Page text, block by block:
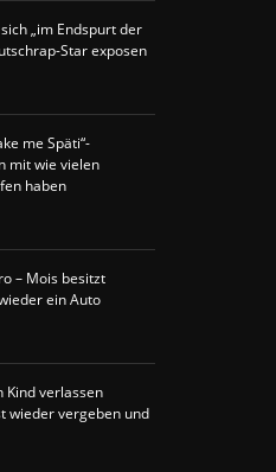
„im Endspurt der
Star exposen
me Späti“-
mit wie vielen
haben
– Mois besitzt
ein Auto
Kind verlassen
wieder vergeben und